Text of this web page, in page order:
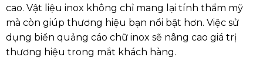
cao. Vật liệu inox không chỉ mang lại tính thẩm mỹ
mà còn giúp thương hiệu bạn nổi bật hơn. Việc sử
dụng biển quảng cáo chữ inox sẽ nâng cao giá trị
thương hiệu trong mắt khách hàng.